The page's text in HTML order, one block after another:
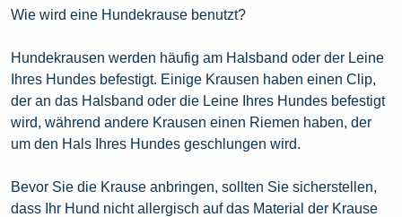
Wie wird eine Hundekrause benutzt?
Hundekrausen werden häufig am Halsband oder der Leine
Ihres Hundes befestigt. Einige Krausen haben einen Clip,
der an das Halsband oder die Leine Ihres Hundes befestigt
wird, während andere Krausen einen Riemen haben, der
um den Hals Ihres Hundes geschlungen wird.
Bevor Sie die Krause anbringen, sollten Sie sicherstellen,
dass Ihr Hund nicht allergisch auf das Material der Krause